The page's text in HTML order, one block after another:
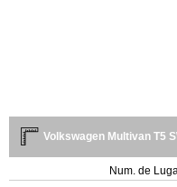
Volkswagen Multivan T5
Num. de